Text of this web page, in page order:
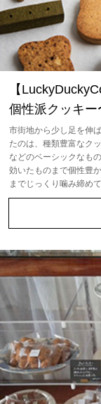
【
個性派クッキー
市街地から少し足を伸
たのは、種類豊富なク
などのベーシックなも
効いたものまで個性豊
までじっくり噛み締めて